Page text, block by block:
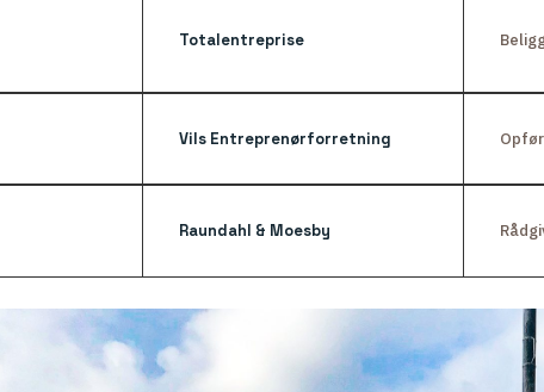
Totalentreprise
Vils Entreprenørforretning
Raundahl & Moesby